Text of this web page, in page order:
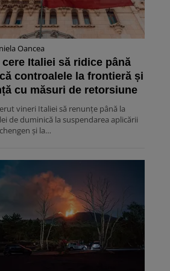
Oancea
cere Italiei să ridice până
controalele la frontieră și
cu măsuri de retorsiune
vineri Italiei să renunțe până la
de duminică la suspendarea aplicării
și la…